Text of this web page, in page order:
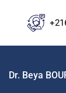
Dr. Beya